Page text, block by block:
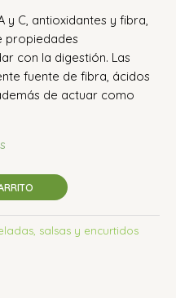
y C, antioxidantes y fibra,
propiedades
con la digestión. Las
fuente de fibra, ácidos
de actuar como
salsas y encurtidos